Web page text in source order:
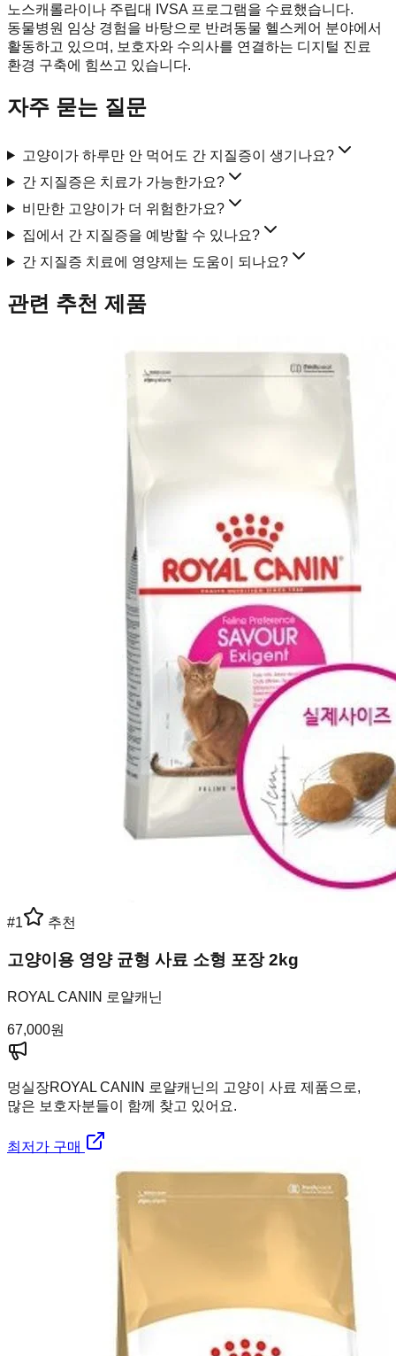
노스캐롤라이나 주립대 IVSA 프로그램을 수료했습니다.
동물병원 임상 경험을 바탕으로 반려동물 헬스케어 분야에서
활동하고 있으며, 보호자와 수의사를 연결하는 디지털 진료
환경 구축에 힘쓰고 있습니다.
자주 묻는 질문
고양이가 하루만 안 먹어도 간 지질증이 생기나요?
간 지질증은 치료가 가능한가요?
비만한 고양이가 더 위험한가요?
집에서 간 지질증을 예방할 수 있나요?
간 지질증 치료에 영양제는 도움이 되나요?
관련 추천 제품
#1 추천
고양이용 영양 균형 사료 소형 포장 2kg
ROYAL CANIN 로얄캐닌
67,000원
멍실장ROYAL CANIN 로얄캐닌의 고양이 사료 제품으로,
많은 보호자분들이 함께 찾고 있어요.
최저가 구매